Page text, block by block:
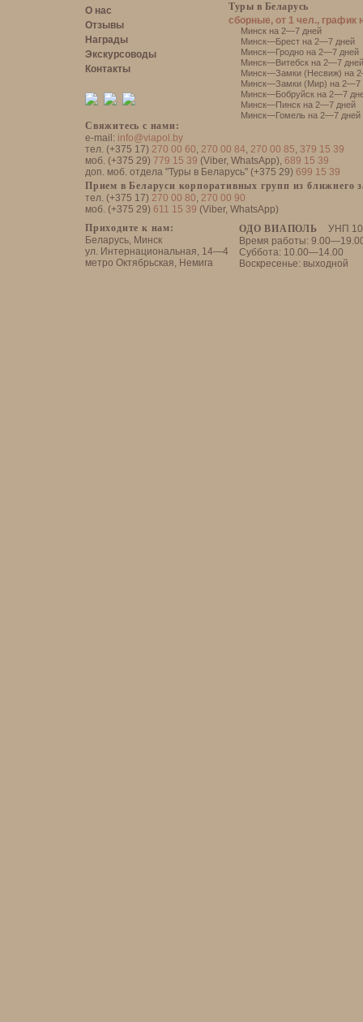
О нас
Отзывы
Награды
Экскурсоводы
Контакты
Свяжитесь с нами:
e-mail: info@viapol.by
тел. (+375 17) 270 00 60, 270 00 84, 270 00 85, 379 15 39
моб. (+375 29) 779 15 39 (Viber, WhatsApp), 689 15 39
доп. моб. отдела "Туры в Беларусь" (+375 29) 699 15 39
Прием в Беларуси корпоративных групп из ближнего
тел. (+375 17) 270 00 80, 270 00 90
моб. (+375 29) 611 15 39 (Viber, WhatsApp)
ОДО ВИАПОЛЬ
УНП
Время работы:
Суббота: 10.00—14.00
Воскресенье: выходной
Приходите к нам:
Беларусь, Минск
ул. Интернациональная, 14—4
метро Октябрьская, Немига
Туры в Беларусь
сборные, от 1 чел., график
Минск на 2—7 дней
Минск—Брест на 2—7 дней
Минск—Гродно на 2—7 дней
Минск—Витебск на 2—7 дней
Минск—Замки (Несвиж) на
Минск—Замки (Мир) на 2—7
Минск—Бобруйск на 2—7
Минск—Пинск на 2—7 дней
Минск—Гомель на 2—7 дней